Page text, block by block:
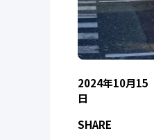
2024年10月15
日
SHARE